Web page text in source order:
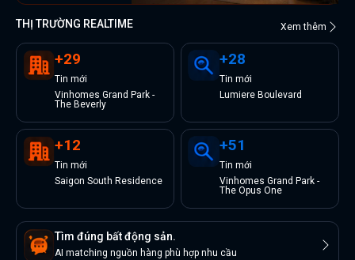
THỊ TRƯỜNG REALTIME Xem thêm
+29
Tin mới
Vinhomes Grand Park -
The Beverly
+28
Tin mới
Lumiere Boulevard
+12
Tin mới
Saigon South Residence
+51
Tin mới
Vinhomes Grand Park -
The Opus One
Tìm đúng bất động sản.
AI matching nguồn hàng phù hợp nhu cầu